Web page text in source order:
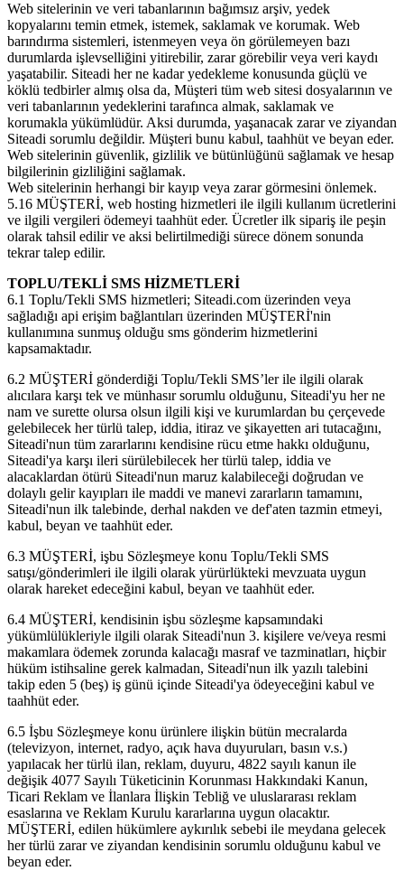
Web sitelerinin ve veri tabanlarının bağımsız arşiv, yedek
kopyalarını temin etmek, istemek, saklamak ve korumak. Web
barındırma sistemleri, istenmeyen veya ön görülemeyen bazı
durumlarda işlevselliğini yitirebilir, zarar görebilir veya veri kaydı
yaşatabilir. Siteadi her ne kadar yedekleme konusunda güçlü ve
köklü tedbirler almış olsa da, Müşteri tüm web sitesi dosyalarının ve
veri tabanlarının yedeklerini tarafınca almak, saklamak ve
korumakla yükümlüdür. Aksi durumda, yaşanacak zarar ve ziyandan
Siteadi sorumlu değildir. Müşteri bunu kabul, taahhüt ve beyan eder.
Web sitelerinin güvenlik, gizlilik ve bütünlüğünü sağlamak ve hesap
bilgilerinin gizliliğini sağlamak.
Web sitelerinin herhangi bir kayıp veya zarar görmesini önlemek.
5.16 MÜŞTERİ, web hosting hizmetleri ile ilgili kullanım ücretlerini
ve ilgili vergileri ödemeyi taahhüt eder. Ücretler ilk sipariş ile peşin
olarak tahsil edilir ve aksi belirtilmediği sürece dönem sonunda
tekrar talep edilir.
TOPLU/TEKLİ SMS HİZMETLERİ
6.1 Toplu/Tekli SMS hizmetleri; Siteadi.com üzerinden veya
sağladığı api erişim bağlantıları üzerinden MÜŞTERİ'nin
kullanımına sunmuş olduğu sms gönderim hizmetlerini
kapsamaktadır.
6.2 MÜŞTERİ gönderdiği Toplu/Tekli SMS’ler ile ilgili olarak
alıcılara karşı tek ve münhasır sorumlu olduğunu, Siteadi'yu her ne
nam ve surette olursa olsun ilgili kişi ve kurumlardan bu çerçevede
gelebilecek her türlü talep, iddia, itiraz ve şikayetten ari tutacağını,
Siteadi'nun tüm zararlarını kendisine rücu etme hakkı olduğunu,
Siteadi'ya karşı ileri sürülebilecek her türlü talep, iddia ve
alacaklardan ötürü Siteadi'nun maruz kalabileceği doğrudan ve
dolaylı gelir kayıpları ile maddi ve manevi zararların tamamını,
Siteadi'nun ilk talebinde, derhal nakden ve def'aten tazmin etmeyi,
kabul, beyan ve taahhüt eder.
6.3 MÜŞTERİ, işbu Sözleşmeye konu Toplu/Tekli SMS
satışı/gönderimleri ile ilgili olarak yürürlükteki mevzuata uygun
olarak hareket edeceğini kabul, beyan ve taahhüt eder.
6.4 MÜŞTERİ, kendisinin işbu sözleşme kapsamındaki
yükümlülükleriyle ilgili olarak Siteadi'nun 3. kişilere ve/veya resmi
makamlara ödemek zorunda kalacağı masraf ve tazminatları, hiçbir
hüküm istihsaline gerek kalmadan, Siteadi'nun ilk yazılı talebini
takip eden 5 (beş) iş günü içinde Siteadi'ya ödeyeceğini kabul ve
taahhüt eder.
6.5 İşbu Sözleşmeye konu ürünlere ilişkin bütün mecralarda
(televizyon, internet, radyo, açık hava duyuruları, basın v.s.)
yapılacak her türlü ilan, reklam, duyuru, 4822 sayılı kanun ile
değişik 4077 Sayılı Tüketicinin Korunması Hakkındaki Kanun,
Ticari Reklam ve İlanlara İlişkin Tebliğ ve uluslararası reklam
esaslarına ve Reklam Kurulu kararlarına uygun olacaktır.
MÜŞTERİ, edilen hükümlere aykırılık sebebi ile meydana gelecek
her türlü zarar ve ziyandan kendisinin sorumlu olduğunu kabul ve
beyan eder.